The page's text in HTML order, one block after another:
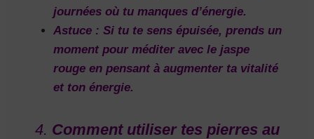
journées où tu manques d’énergie.
Astuce : Si tu te sens épuisée, prends un
moment pour méditer avec le jaspe
rouge en pensant à augmenter ta vitalité
et ton énergie.
4. Comment utiliser tes pierres au